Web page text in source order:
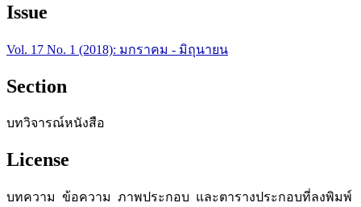
Issue
Vol. 17 No. 1 (2018): มกราคม - มิถุนายน
Section
บทวิจารณ์หนังสือ
License
บทความ ข้อความ ภาพประกอบ และตารางประกอบที่ลงพิมพ์